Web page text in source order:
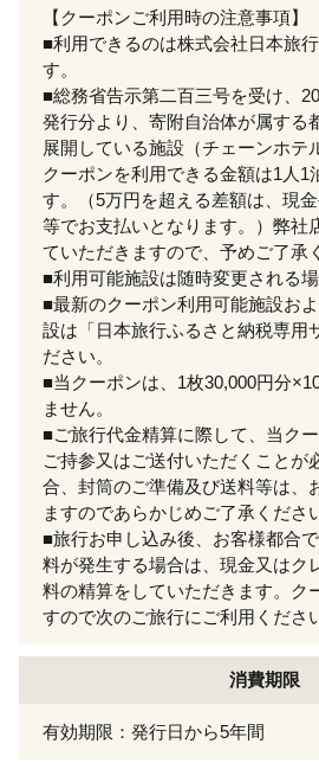
【クーポンご利用時の注意事項】
■利用できるのは株式会社日本旅
す。
■総務省告示第二百三号を受け、
発行分より、寄附自治体が属する
展開している施設（チェーンホテ
クーポンを利用できる金額は1人1
す。（5万円を超える差額は、現
等でお支払いとなります。）弊社
ていただきますので、予めご了承
■利用可能施設は随時変更される場
■最新のクーポン利用可能施設お
設は「日本旅行ふるさと納税専用
ださい。
■当クーポンは、1枚30,000円分
ません。
■ご旅行代金精算に際して、当ク
ご持参又はご送付いただくことが
合、封筒のご準備及び送料等は、
ますのであらかじめご了承くださ
■旅行お申し込み後、お客様都合
料が発生する場合は、現金又はク
料の精算をしていただきます。ク
すので次のご旅行にご利用くださ
消費期限
有効期限：発行日から5年間